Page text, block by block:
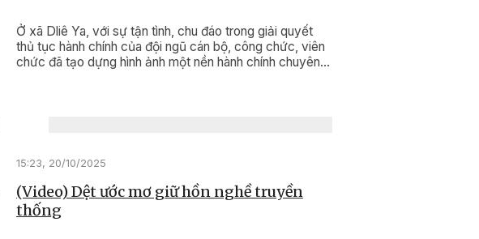
Ở xã Dliê Ya, với sự tận tình, chu đáo trong giải quyết
thủ tục hành chính của đội ngũ cán bộ, công chức, viên
chức đã tạo dựng hình ảnh một nền hành chính chuyên
15:23, 20/10/2025
(Video) Dệt ước mơ giữ hồn nghề truyền
thống